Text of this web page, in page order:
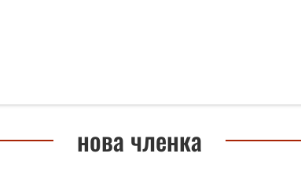
нова членка